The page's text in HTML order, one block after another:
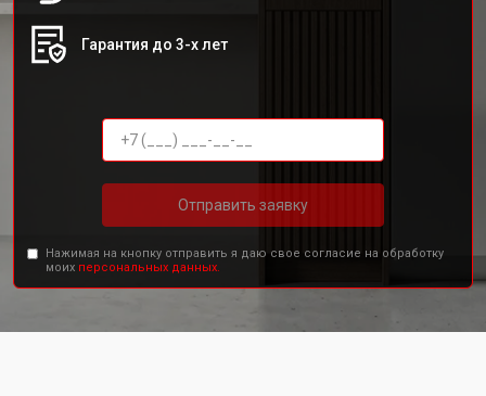
Гарантия до 3-х лет
Отправить заявку
Нажимая на кнопку отправить я даю свое согласие на обработку
моих персональных данных.